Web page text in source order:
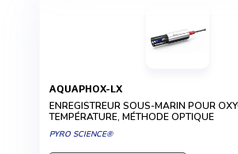
AQUAPHOX-LX
ENREGISTREUR SOUS-MARIN POUR
TEMPÉRATURE, MÉTHODE OPTIQUE
PYRO SCIENCE®